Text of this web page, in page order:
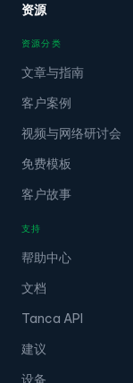
资源
资源分类
文章与指南
客户案例
视频与网络研讨会
免费模板
客户故事
支持
帮助中心
文档
Tanca API
建议
设备